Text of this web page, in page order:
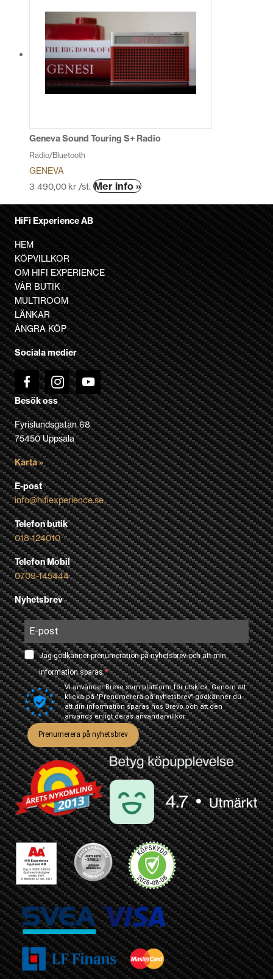
varianter.
De
olika
alternativen
kan
produktsidan
Geneva Sound Touring S+ Radio
Radio/Bluetooth
GENEVA
3 490,00 kr /st. Mer info »Den
varianter.
De
olika
alternativen
kan
väljas
på
produktsidan
HiFi Experience AB
HEM
KÖPVILLKOR
OM HIFI EXPERIENCE
VÅR BUTIK
MULTIROOM
LÄNKAR
ÅNGRA KÖP
Sociala medier
Besök oss
Fyrislundsgatan 68
75450 Uppsala
Karta »
E-post
info@hifiexperience.se
Telefon butik
018-124010
Telefon Mobil
0709-145444
Nyhetsbrev
Jag godkänner prenumeration på nyhetsbrev och att min
information sparas.
Vi använder Brevo som plattform för utskick. Genom att
klicka på "Prenumerera på nyhetsbrev" godkänner du
att din information sparas hos Brevo och att den
används enligt derasanvändarvillkor
Prenumerera på nyhetsbrev